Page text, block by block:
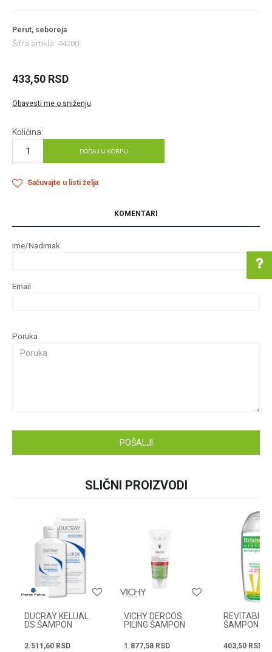
Perut, seboreja
Šifra artikla: 44200
433,50 RSD
Obavesti me o sniženju
Količina:
DODAJ U KORPU
Sačuvajte u listi želja
Radno vreme
KOMENTARI
Ime/Nadimak
Email
Poruka
POŠALJI
SLIČNI PROIZVODI
DUCRAY KELUAL
DS ŠAMPON
2.511,60 RSD
VICHY DERCOS
PILING ŠAMPON
250ML
1.877,58 RSD
REVITABION
ŠAMPON
403,50 RSD